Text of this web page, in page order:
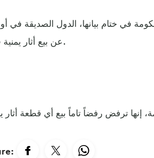
في ختام بيانها، الدول الصديقة في
عن بيع أثار يمنية في المزادات الى وقف تلك الإجراءات.
إنها ترفض رفضاً تاماً بيع أي قطعة أثار